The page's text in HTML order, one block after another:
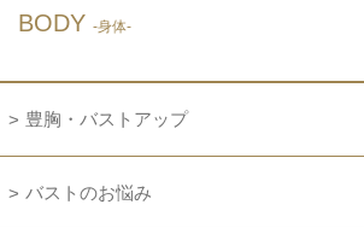
BODY -身体-
豊胸・バストアップ
バストのお悩み